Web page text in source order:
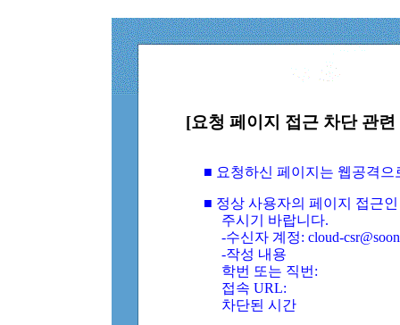
[요청 페이지 접근 차단 관
■ 요청하신 페이지는 웹공격
■ 정상 사용자의 페이지 접근
주시기 바랍니다.
-수신자 계정: cloud-
-작성 내용
학번 또는 직번:
접속 URL:
차단된 시간